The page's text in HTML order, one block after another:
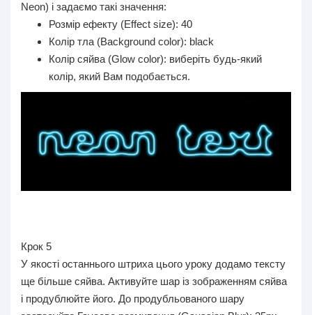
Neon) і задаємо такі значення:
Розмір ефекту (Effect size): 40
Колір тла (Background color): black
Колір сяйва (Glow color): виберіть будь-який
колір, який Вам подобається.
Крок 5
У якості останнього штриха цього уроку додамо тексту
ще більше сяйва. Активуйте шар із зображенням сяйва
і продублюйте його. До продубльованого шару